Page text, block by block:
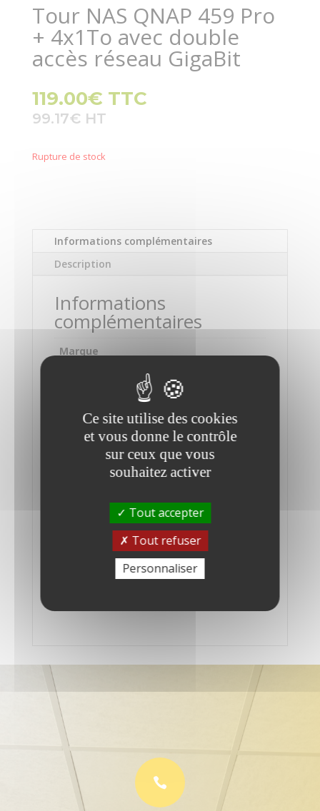
Tour NAS QNAP 459 Pro
+ 4x1To avec double
accès réseau GigaBit
119.00€ TTC
99.17€
Rupture de stock
Informations complémentaires
Description
Informations
complémentaires
Marque
Intel® Atom™ 1.8GHz Dual-core Processor
Mémoire
1GB RAM (Expandable RAM, up to 3GB)
Type de connecteur
2x USB 3.2 Gen 1 port (Front: 1; Back: 1) –
4x USB 2.0 port (Back: 4) – 2 x eSATA port

Ce site utilise des cookies
et vous donne le contrôle
sur ceux que vous
souhaitez activer
Tout accepter
Tout refuser
Personnaliser